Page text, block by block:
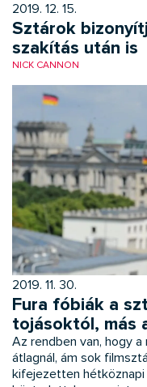
2019. 12. 15.
Sztárok
szakítás után is
NICK CANNON
2019. 11. 30.
Fura fóbiák a
tojásoktól, más
Az rendben van, hogy
átlagnál, ám sok
kifejezetten hétköznapi